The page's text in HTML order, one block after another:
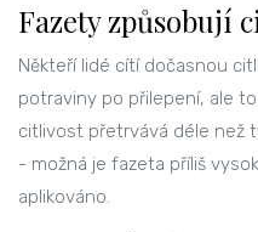
Fazety způsobují
Někteří lidé cítí dočasnou
potraviny po přilepení, ale
citlivost přetrvává déle než
- možná je fazeta příliš
aplikováno.